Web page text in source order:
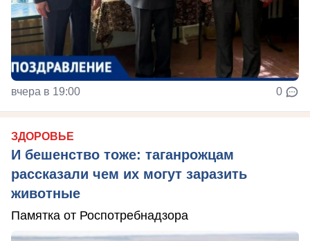
вчера в 19:00 0
ЗДОРОВЬЕ
И бешенство тоже: таганрожцам
рассказали чем их могут заразить
животные
Памятка от Роспотребнадзора